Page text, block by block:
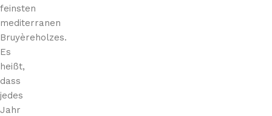
feinsten
mediterranen
Bruyèreholzes.
Es
heißt,
dass
jedes
Jahr